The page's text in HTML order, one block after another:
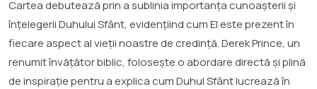
Cartea debutează prin a sublinia importanța cunoașterii și
înțelegerii Duhului Sfânt, evidențiind cum El este prezent în
fiecare aspect al vieții noastre de credință. Derek Prince, un
renumit învățător biblic, folosește o abordare directă și plină
de inspirație pentru a explica cum Duhul Sfânt lucrează în